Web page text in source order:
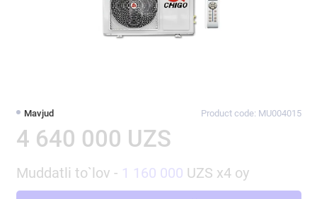
Mavjud Product code: MU004015
4 640 000 UZS
Muddatli to`lov - 1 160 000 UZS x4 oy